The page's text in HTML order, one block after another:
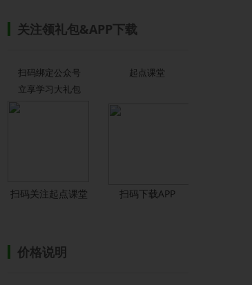
关注领礼包&APP下载
扫码绑定公众号
立享学习大礼包
扫码关注起点课堂
起点课堂
扫码下载APP
价格说明